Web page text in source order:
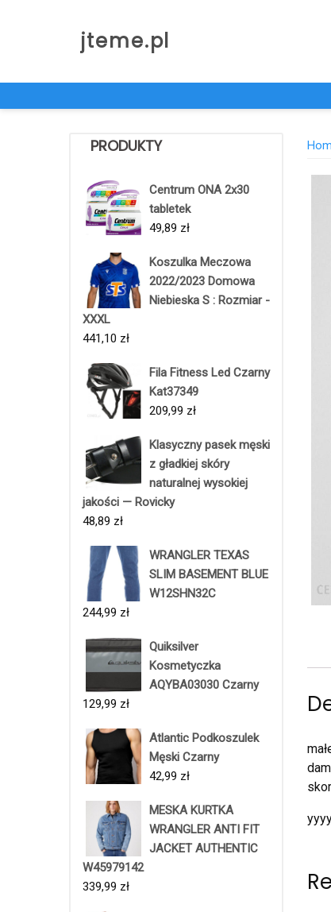
jteme.pl
PRODUKTY
Centrum ONA 2x30
tabletek
49,89 zł
Koszulka Meczowa
2022/2023 Domowa
Niebieska S : Rozmiar -
XXXL
441,10 zł
Fila Fitness Led Czarny
Kat37349
209,99 zł
Klasyczny pasek męski
z gładkiej skóry
naturalnej wysokiej
jakości — Rovicky
48,89 zł
WRANGLER TEXAS
SLIM BASEMENT BLUE
W12SHN32C
244,99 zł
Quiksilver
Kosmetyczka
AQYBA03030 Czarny
129,99 zł
Atlantic Podkoszulek
Męski Czarny
42,99 zł
MESKA KURTKA
WRANGLER ANTI FIT
JACKET AUTHENTIC
W45979142
339,99 zł